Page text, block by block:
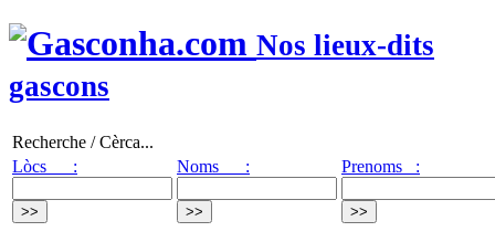
Nos lieux-dits
gascons
Recherche / Cèrca...
Lòcs :
Noms : Prenoms :